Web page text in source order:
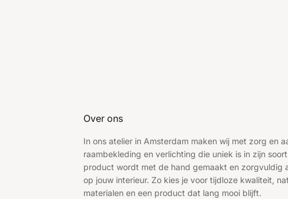
Over ons
In ons atelier in Amsterdam maken wij met zorg en
raambekleding en verlichting die uniek is in zijn
product wordt met de hand gemaakt en zorgvuldig
op jouw interieur. Zo kies je voor tijdloze kwaliteit,
materialen en een product dat lang mooi blijft.